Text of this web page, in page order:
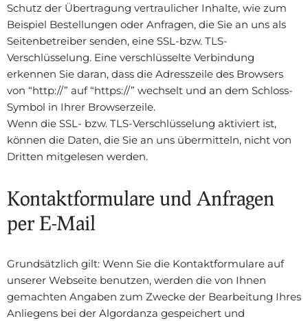
Schutz der Übertragung vertraulicher Inhalte, wie zum
Beispiel Bestellungen oder Anfragen, die Sie an uns als
Seitenbetreiber senden, eine SSL-bzw. TLS-
Verschlüsselung. Eine verschlüsselte Verbindung
erkennen Sie daran, dass die Adresszeile des Browsers
von “http://” auf “https://” wechselt und an dem Schloss-
Symbol in Ihrer Browserzeile.
Wenn die SSL- bzw. TLS-Verschlüsselung aktiviert ist,
können die Daten, die Sie an uns übermitteln, nicht von
Dritten mitgelesen werden.
Kontaktformulare und Anfragen
per E-Mail
Grundsätzlich gilt: Wenn Sie die Kontaktformulare auf
unserer Webseite benutzen, werden die von Ihnen
gemachten Angaben zum Zwecke der Bearbeitung Ihres
Anliegens bei der Algordanza gespeichert und